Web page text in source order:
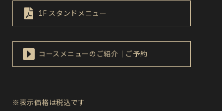
1F スタンドメニュー
コースメニューのご紹介｜ご予約
※表示価格は税込です